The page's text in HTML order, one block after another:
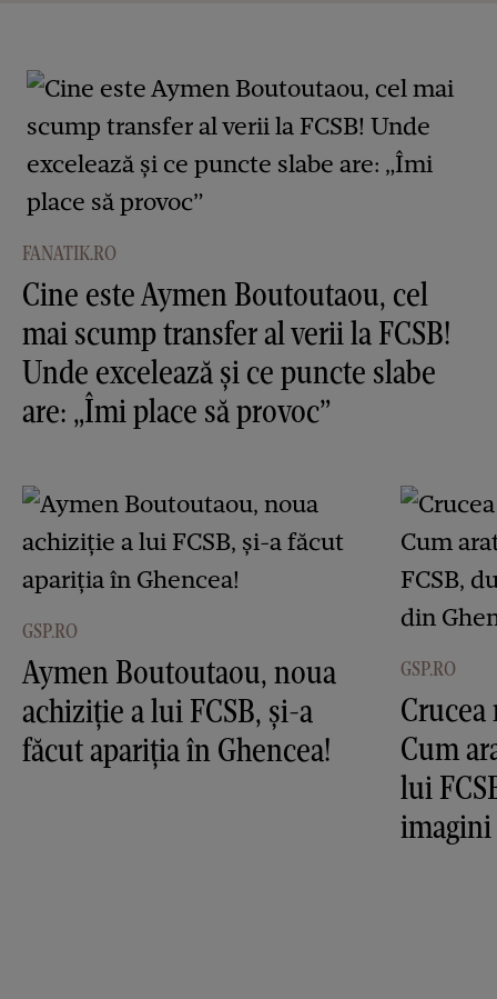
FANATIK.RO
Cine este Aymen Boutoutaou, cel
mai scump transfer al verii la FCSB!
Unde excelează și ce puncte slabe
are: „Îmi place să provoc”
GSP.RO
Aymen Boutoutaou, noua
achiziție a lui FCSB, și-a
făcut apariția în Ghencea!
GSP.RO
Crucea
Cum
lui
imagini